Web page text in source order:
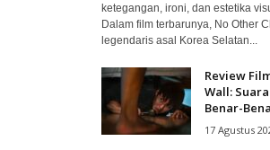
ketegangan, ironi, dan estetika
Dalam film terbarunya, No Other
legendaris asal Korea Selatan...
Review
Wall:
Benar-
17 Agustus